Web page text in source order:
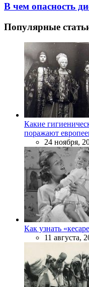
В чем опасность
Популярные
Какие
поражают
24 ноября,
Как узнать
11 августа,